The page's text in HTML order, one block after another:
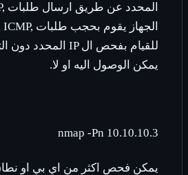
المحدد عن طريق ارسال طلبات
الجهاز يقوم بحجب طلبات ICMP,
للقيام بفحص ال IP المحدد دون
يمكن الوصول اليه او لا.
nmap -Pn 10.10.10.3
يمكن فحص اكثر من اي بي او نطاق